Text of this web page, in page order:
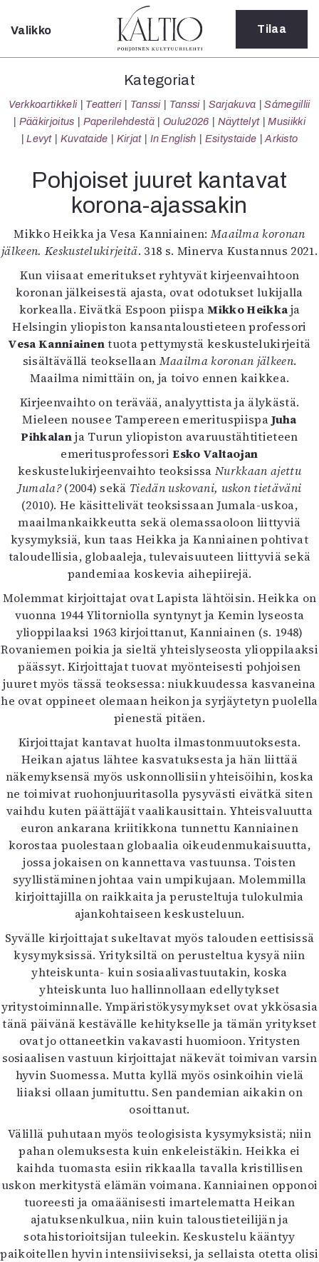
Sulje
Kategoriat
Verkkoartikkeli
Teatteri
Tanssi
Sarjakuva
Sámegillii
Pääkirjoitus
Oulu2026
Näyttelyt
Musiikki
Levyt
Kuvataide
Kirjat
In English
Esitystaide
Arkisto
Lehdet
4/2026
2–3/2026
1/2026
6/2025
5/2025 saame
5/2025
Lehtiarkisto
Info
Tilaus ja irtonumerot
Yhteistyössä
Toimitus
Mediatiedot
Kaltio ry
Valikko Tilaa
Kategoriat
Verkkoartikkeli Teatteri Tanssi Tanssi Sarjakuva
Sámegillii
Pääkirjoitus
Paperilehdestä Oulu2026 Näyttelyt
Musiikki
Levyt
Kuvataide Kirjat In English Esitystaide Arkisto
Pohjoiset juuret kantavat
korona-ajassakin
Mikko Heikka ja Vesa Kanniainen: Maailma koronan
jälkeen. Keskustelukirjeitä. 318 s. Minerva Kustannus 2021.
Kun viisaat emeritukset ryhtyvät kirjeenvaihtoon
koronan jälkeisestä ajasta, ovat odotukset lukijalla
korkealla. Eivätkä Espoon piispaMikko Heikkaja
Helsingin yliopiston kansantaloustieteen professori
Vesa Kanniainentuota pettymystä keskustelukirjeitä
sisältävällä teoksellaan Maailma koronan jälkeen.
Maailma nimittäin on, ja toivo ennen kaikkea.
Kirjeenvaihto on terävää, analyyttista ja älykästä.
Mieleen nousee Tampereen emerituspiispaJuha
Pihkalanja Turun yliopiston avaruustähtitieteen
emeritusprofessoriEsko Valtaojan
keskustelukirjeenvaihto teoksissaNurkkaan ajettu
Jumala?(2004) sekä Tiedän uskovani, uskon tietäväni
(2010). He käsittelivät teoksissaan Jumala-uskoa,
maailmankaikkeutta sekä olemassaoloon liittyviä
kysymyksiä, kun taas Heikka ja Kanniainen pohtivat
taloudellisia, globaaleja, tulevaisuuteen liittyviä sekä
pandemiaa koskevia aihepiirejä.
Molemmat kirjoittajat ovat Lapista lähtöisin. Heikka on
vuonna 1944 Ylitorniolla syntynyt ja Kemin lyseosta
ylioppilaaksi 1963 kirjoittanut, Kanniainen (s. 1948)
Rovaniemen poikia ja sieltä yhteislyseosta ylioppilaaksi
päässyt. Kirjoittajat tuovat myönteisesti pohjoisen
juuret myös tässä teoksessa: niukkuudessa kasvaneina
he ovat oppineet olemaan heikon ja syrjäytetyn puolella
pienestä pitäen.
Kirjoittajat kantavat huolta ilmastonmuutoksesta.
Heikan ajatus lähtee kasvatuksesta ja hän liittää
näkemyksensä myös uskonnollisiin yhteisöihin, koska
ne toimivat ruohonjuuritasolla pysyvästi eivätkä siten
vaihdu kuten päättäjät vaalikausittain. Yhteisvaluutta
euron ankarana kriitikkona tunnettu Kanniainen
korostaa puolestaan globaalia oikeudenmukaisuutta,
jossa jokaisen on kannettava vastuunsa. Toisten
syyllistäminen johtaa vain umpikujaan. Molemmilla
kirjoittajilla on raikkaita ja perusteltuja tulokulmia
ajankohtaiseen keskusteluun.
Syvälle kirjoittajat sukeltavat myös talouden eettisissä
kysymyksissä. Yrityksiltä on perusteltua kysyä niin
yhteiskunta- kuin sosiaalivastuutakin, koska
yhteiskunta luo hallinnollaan edellytykset
yritystoiminnalle. Ympäristökysymykset ovat ykkösasia
tänä päivänä kestävälle kehitykselle ja tämän yritykset
ovat jo ottaneetkin vakavasti huomioon. Yritysten
sosiaalisen vastuun kirjoittajat näkevät toimivan varsin
hyvin Suomessa. Mutta kyllä myös osinkoihin vielä
liiaksi ollaan jumituttu. Sen pandemian aikakin on
osoittanut.
Välillä puhutaan myös teologisista kysymyksistä; niin
pahan olemuksesta kuin enkeleistäkin. Heikka ei
kaihda tuomasta esiin rikkaalla tavalla kristillisen
uskon merkitystä elämän voimana. Kanniainen opponoi
tuoreesti ja omaäänisesti imartelematta Heikan
ajatuksenkulkua, niin kuin taloustieteilijän ja
sotahistorioitsijan tuleekin. Keskustelu kääntyy
paikoitellen hyvin intensiiviseksi, ja sellaista otetta olisi